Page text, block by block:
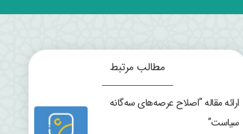
مطالب مرتبط
ارائه مقاله “اصلاح عرصه‌های سه‌گانه
سیاست”